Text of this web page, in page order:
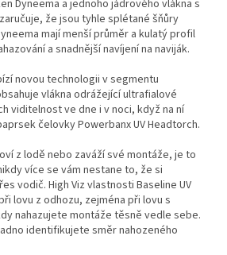
Dyneema a jednoho jádrového vlákna s
že jsou tyhle splétané šňůry
mají menší průměr a kulatý profil
a snadnější navíjení na naviják.
novou technologii v segmentu
vlákna odrážející ultrafialové
viditelnost ve dne i v noci, když na ní
čelovky Powerbanx UV Headtorch.
z lodě nebo zaváží své montáže, je to
více se vám nestane to, že si
vodič. High Viz vlastnosti Baseline UV
lovu z odhozu, zejména při lovu s
nahazujete montáže těsně vedle sebe.
identifikujete směr nahozeného